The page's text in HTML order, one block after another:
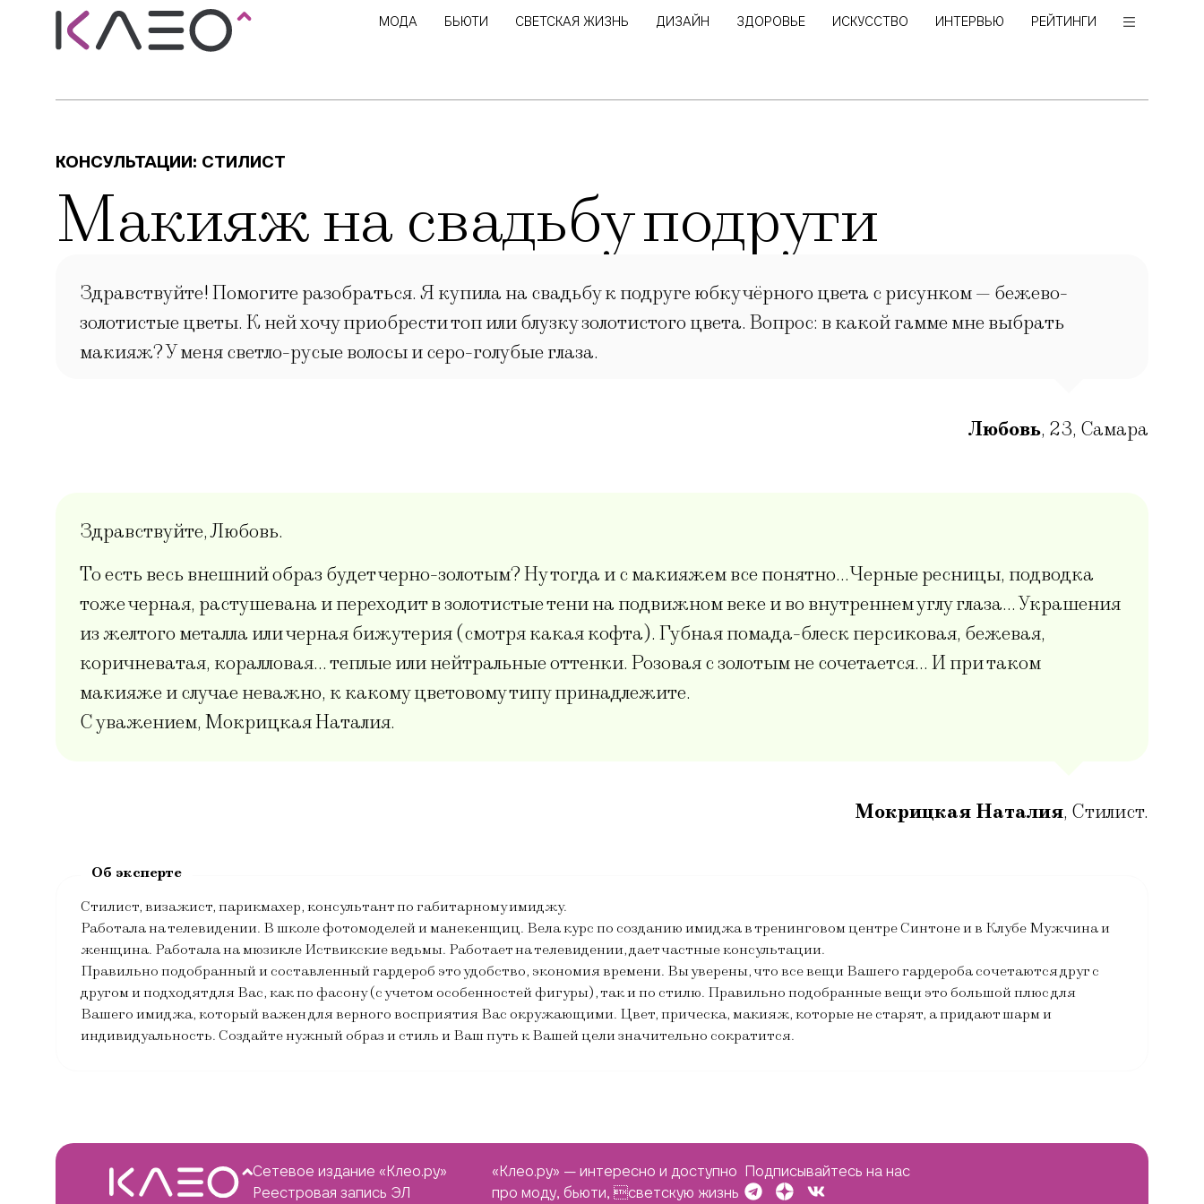
МОДА БЬЮТИ СВЕТСКАЯ ЖИЗНЬ ДИЗАЙН ЗДОРОВЬЕ ИСКУССТВО ИНТЕРВЬЮ РЕЙТИНГИ
КОНСУЛЬТАЦИИ: СТИЛИСТ
Макияж на свадьбу подруги
Здравствуйте! Помогите разобраться. Я купила на свадьбу к подруге юбку чёрного цвета с рисунком — бежево-
золотистые цветы. К ней хочу приобрести топ или блузку золотистого цвета. Вопрос: в какой гамме мне выбрать
макияж? У меня светло-русые волосы и серо-голубые глаза.
Любовь, 23, Самара
Здравствуйте, Любовь.
То есть весь внешний образ будет черно-золотым? Ну тогда и с макияжем все понятно…Черные ресницы, подводка
тоже черная, растушевана и переходит в золотистые тени на подвижном веке и во внутреннем углу глаза… Украшения
из желтого металла или черная бижутерия (смотря какая кофта). Губная помада-блеск персиковая, бежевая,
коричневатая, коралловая… теплые или нейтральные оттенки. Розовая с золотым не сочетается… И при таком
макияже и случае неважно, к какому цветовому типу принадлежите.
С уважением, Мокрицкая Наталия.
Мокрицкая Наталия, Стилист.
Стилист, визажист, парикмахер, консультант по габитарному имиджу.
Работала на телевидении. В школе фотомоделей и манекенщиц. Вела курс по созданию имиджа в тренинговом центре Синтоне и в Клубе Мужчина и
женщина. Работала на мюзикле Иствикские ведьмы. Работает на телевидении, дает частные консультации.
Правильно подобранный и составленный гардероб это удобство, экономия времени. Вы уверены, что все вещи Вашего гардероба сочетаются друг с
другом и подходят для Вас, как по фасону (с учетом особенностей фигуры), так и по стилю. Правильно подобранные вещи это большой плюс для
Вашего имиджа, который важен для верного восприятия Вас окружающими. Цвет, прическа, макияж, которые не старят, а придают шарм и
индивидуальность. Создайте нужный образ и стиль и Ваш путь к Вашей цели значительно сократится.
Сетевое издание «Клео.ру»
Реестровая запись ЭЛ
«Клео.ру» — интересно и доступно
про моду, бьюти, светскую жизнь
Подписывайтесь на нас